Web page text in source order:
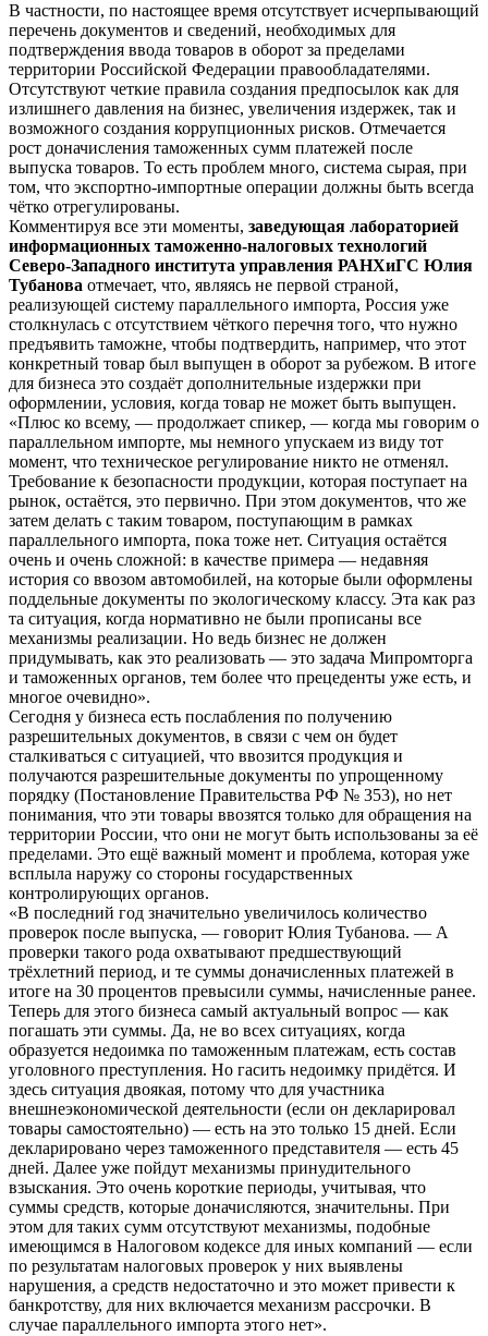
В частности, по настоящее время отсутствует исчерпывающий
перечень документов и сведений, необходимых для
подтверждения ввода товаров в оборот за пределами
территории Российской Федерации правообладателями.
Отсутствуют четкие правила создания предпосылок как для
излишнего давления на бизнес, увеличения издержек, так и
возможного создания коррупционных рисков. Отмечается
рост доначисления таможенных сумм платежей после
выпуска товаров. То есть проблем много, система сырая, при
том, что экспортно-импортные операции должны быть всегда
чётко отрегулированы.
Комментируя все эти моменты, заведующая лабораторией
информационных таможенно-налоговых технологий
Северо-Западного института управления РАНХиГС Юлия
Тубанова отмечает, что, являясь не первой страной,
реализующей систему параллельного импорта, Россия уже
столкнулась с отсутствием чёткого перечня того, что нужно
предъявить таможне, чтобы подтвердить, например, что этот
конкретный товар был выпущен в оборот за рубежом. В итоге
для бизнеса это создаёт дополнительные издержки при
оформлении, условия, когда товар не может быть выпущен.
«Плюс ко всему, — продолжает спикер, — когда мы говорим о
параллельном импорте, мы немного упускаем из виду тот
момент, что техническое регулирование никто не отменял.
Требование к безопасности продукции, которая поступает на
рынок, остаётся, это первично. При этом документов, что же
затем делать с таким товаром, поступающим в рамках
параллельного импорта, пока тоже нет. Ситуация остаётся
очень и очень сложной: в качестве примера — недавняя
история со ввозом автомобилей, на которые были оформлены
поддельные документы по экологическому классу. Эта как раз
та ситуация, когда нормативно не были прописаны все
механизмы реализации. Но ведь бизнес не должен
придумывать, как это реализовать — это задача Мипромторга
и таможенных органов, тем более что прецеденты уже есть, и
многое очевидно».
Сегодня у бизнеса есть послабления по получению
разрешительных документов, в связи с чем он будет
сталкиваться с ситуацией, что ввозится продукция и
получаются разрешительные документы по упрощенному
порядку (Постановление Правительства РФ № 353), но нет
понимания, что эти товары ввозятся только для обращения на
территории России, что они не могут быть использованы за её
пределами. Это ещё важный момент и проблема, которая уже
всплыла наружу со стороны государственных
контролирующих органов.
«В последний год значительно увеличилось количество
проверок после выпуска, — говорит Юлия Тубанова. — А
проверки такого рода охватывают предшествующий
трёхлетний период, и те суммы доначисленных платежей в
итоге на 30 процентов превысили суммы, начисленные ранее.
Теперь для этого бизнеса самый актуальный вопрос — как
погашать эти суммы. Да, не во всех ситуациях, когда
образуется недоимка по таможенным платежам, есть состав
уголовного преступления. Но гасить недоимку придётся. И
здесь ситуация двоякая, потому что для участника
внешнеэкономической деятельности (если он декларировал
товары самостоятельно) — есть на это только 15 дней. Если
декларировано через таможенного представителя — есть 45
дней. Далее уже пойдут механизмы принудительного
взыскания. Это очень короткие периоды, учитывая, что
суммы средств, которые доначисляются, значительны. При
этом для таких сумм отсутствуют механизмы, подобные
имеющимся в Налоговом кодексе для иных компаний — если
по результатам налоговых проверок у них выявлены
нарушения, а средств недостаточно и это может привести к
банкротству, для них включается механизм рассрочки. В
случае параллельного импорта этого нет».